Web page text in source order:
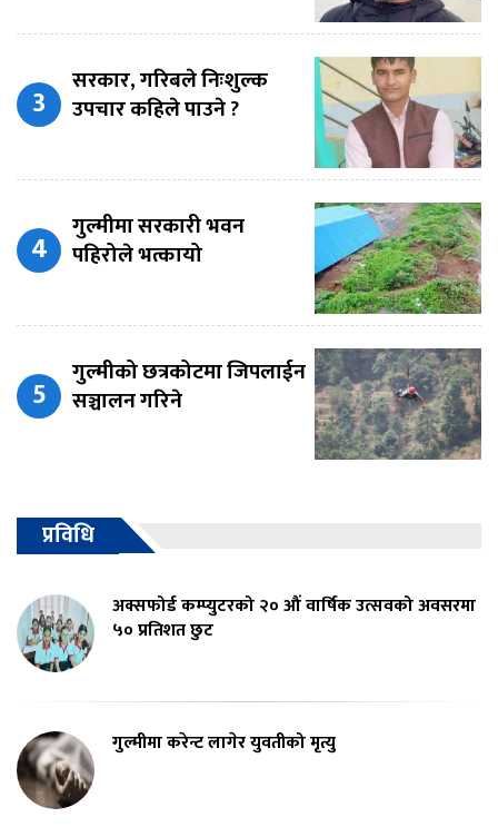
सरकार, गरिबले निःशुल्क
उपचार कहिले पाउने ?
गुल्मीमा सरकारी भवन
पहिरोले भत्कायो
गुल्मीको छत्रकोटमा जिपलाईन
सञ्चालन गरिने
प्रविधि
अक्सफोर्ड कम्प्युटरको २० औं वार्षिक उत्सवको अवसरमा
५० प्रतिशत छुट
गुल्मीमा करेन्ट लागेर युवतीको मृत्यु